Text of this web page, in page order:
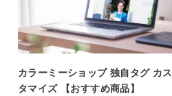
カラーミーショップ 独自タグ カス
タマイズ 【おすすめ商品】